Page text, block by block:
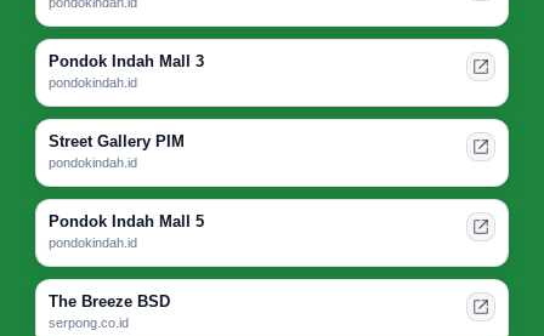
Pondok Indah Mall 3
pondokindah.id
Street Gallery PIM
pondokindah.id
Pondok Indah Mall 5
pondokindah.id
The Breeze BSD
serpong.co.id